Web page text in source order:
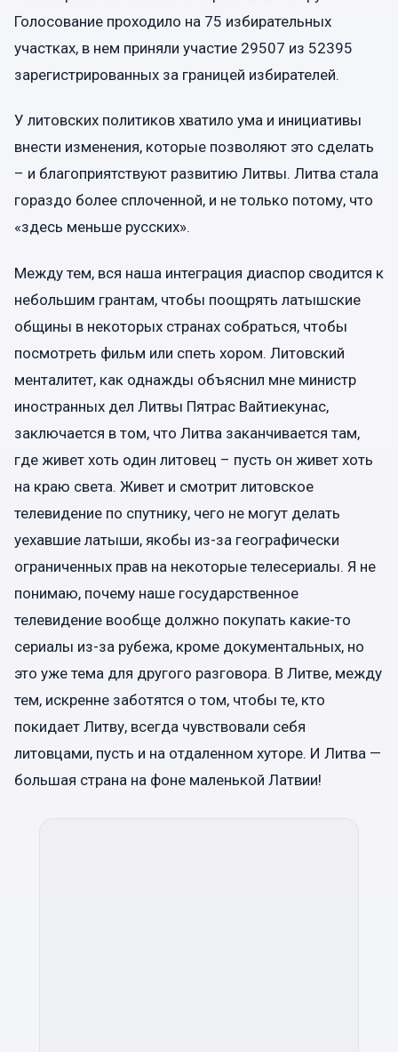
Голосование проходило на 75 избирательных
участках, в нем приняли участие 29507 из 52395
зарегистрированных за границей избирателей.
У литовских политиков хватило ума и инициативы
внести изменения, которые позволяют это сделать
– и благоприятствуют развитию Литвы. Литва стала
гораздо более сплоченной, и не только потому, что
«здесь меньше русских».
Между тем, вся наша интеграция диаспор сводится к
небольшим грантам, чтобы поощрять латышские
общины в некоторых странах собраться, чтобы
посмотреть фильм или спеть хором. Литовский
менталитет, как однажды объяснил мне министр
иностранных дел Литвы Пятрас Вайтиекунас,
заключается в том, что Литва заканчивается там,
где живет хоть один литовец – пусть он живет хоть
на краю света. Живет и смотрит литовское
телевидение по спутнику, чего не могут делать
уехавшие латыши, якобы из-за географически
ограниченных прав на некоторые телесериалы. Я не
понимаю, почему наше государственное
телевидение вообще должно покупать какие-то
сериалы из-за рубежа, кроме документальных, но
это уже тема для другого разговора. В Литве, между
тем, искренне заботятся о том, чтобы те, кто
покидает Литву, всегда чувствовали себя
литовцами, пусть и на отдаленном хуторе. И Литва —
большая страна на фоне маленькой Латвии!